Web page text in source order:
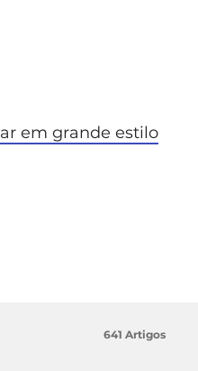
em grande estilo
641 Artigos